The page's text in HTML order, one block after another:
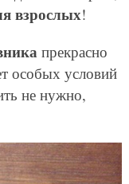
взрослых!
прекрасно
особых условий
не нужно,